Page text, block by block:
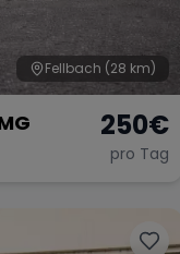
Fellbach (28 km)
250€
pro Tag